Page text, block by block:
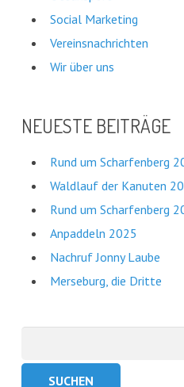
Social Marketing
Vereinsnachrichten
Wir über uns
NEUESTE BEITRÄGE
Rund um Scharfenberg
Waldlauf der Kanuten
Rund um Scharfenberg
Anpaddeln 2025
Nachruf Jonny Laube
Merseburg, die Dritte